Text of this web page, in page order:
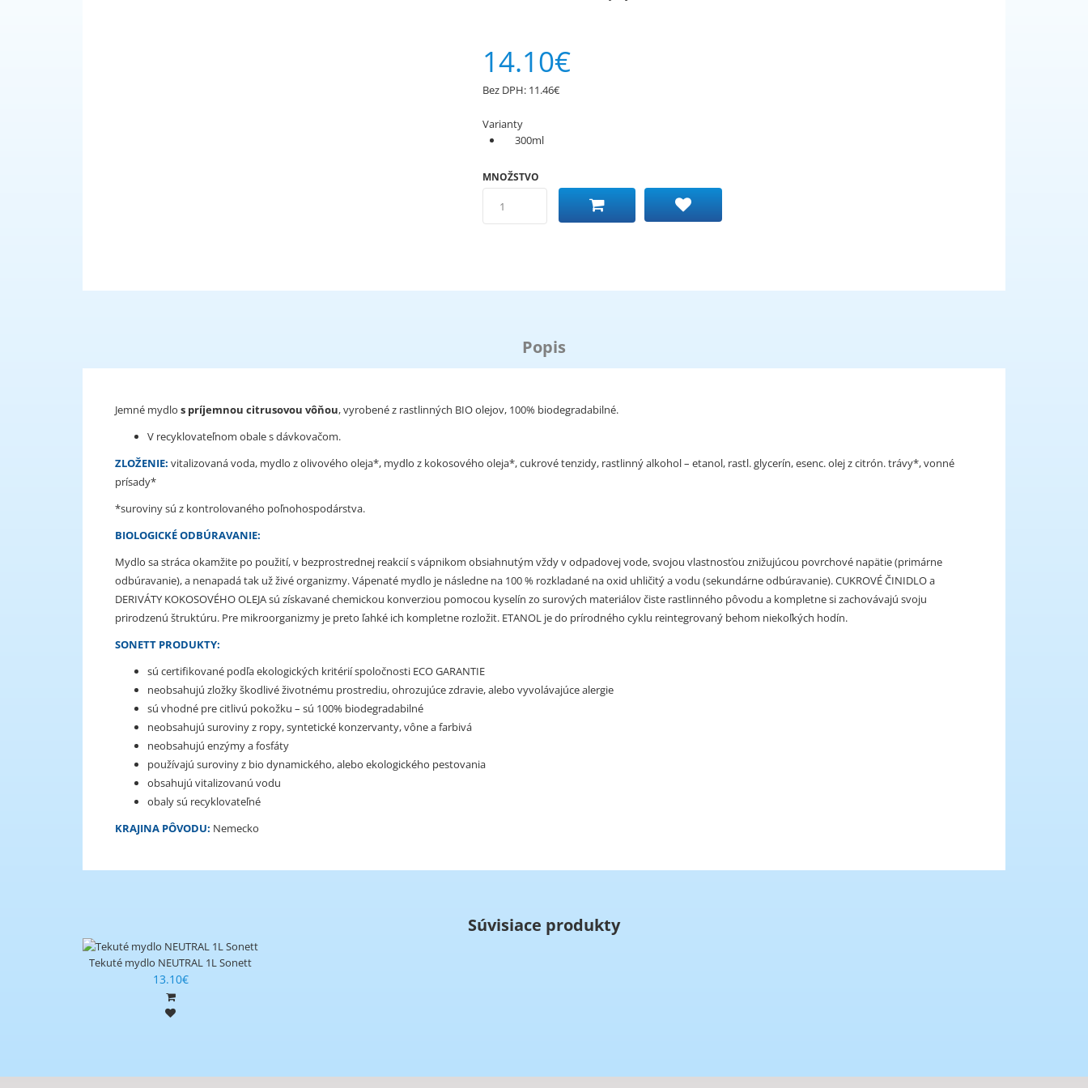
14.10€
Bez DPH: 11.46€
Varianty
300ml
MNOŽSTVO
Popis
Jemné mydlo s príjemnou citrusovou vôňou, vyrobené z rastlinných BIO olejov, 100% biodegradabilné.
V recyklovateľnom obale s dávkovačom.
ZLOŽENIE: vitalizovaná voda, mydlo z olivového oleja*, mydlo z kokosového oleja*, cukrové tenzidy, rastlinný alkohol – etanol, rastl. glycerín, esenc. olej z citrón. trávy*, vonné
prísady*
*suroviny sú z kontrolovaného poľnohospodárstva.
BIOLOGICKÉ ODBÚRAVANIE:
Mydlo sa stráca okamžite po použití, v bezprostrednej reakcií s vápnikom obsiahnutým vždy v odpadovej vode, svojou vlastnosťou znižujúcou povrchové napätie (primárne
odbúravanie), a nenapadá tak už živé organizmy. Vápenaté mydlo je následne na 100 % rozkladané na oxid uhličitý a vodu (sekundárne odbúravanie). CUKROVÉ ČINIDLO a
DERIVÁTY KOKOSOVÉHO OLEJA sú získavané chemickou konverziou pomocou kyselín zo surových materiálov čiste rastlinného pôvodu a kompletne si zachovávajú svoju
prirodzenú štruktúru. Pre mikroorganizmy je preto ľahké ich kompletne rozložit. ETANOL je do prírodného cyklu reintegrovaný behom niekoľkých hodín.
SONETT PRODUKTY:
sú certifikované podľa ekologických kritérií spoločnosti ECO GARANTIE
neobsahujú zložky škodlivé životnému prostrediu, ohrozujúce zdravie, alebo vyvolávajúce alergie
sú vhodné pre citlivú pokožku – sú 100% biodegradabilné
neobsahujú suroviny z ropy, syntetické konzervanty, vône a farbivá
neobsahujú enzýmy a fosfáty
používajú suroviny z bio dynamického, alebo ekologického pestovania
obsahujú vitalizovanú vodu
obaly sú recyklovateľné
KRAJINA PÔVODU: Nemecko
Súvisiace produkty
Tekuté mydlo NEUTRAL 1L Sonett
13.10€